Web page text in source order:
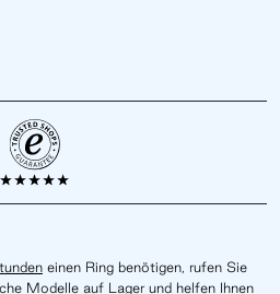
einen Ring benötigen, rufen Sie
Modelle auf Lager und helfen Ihnen